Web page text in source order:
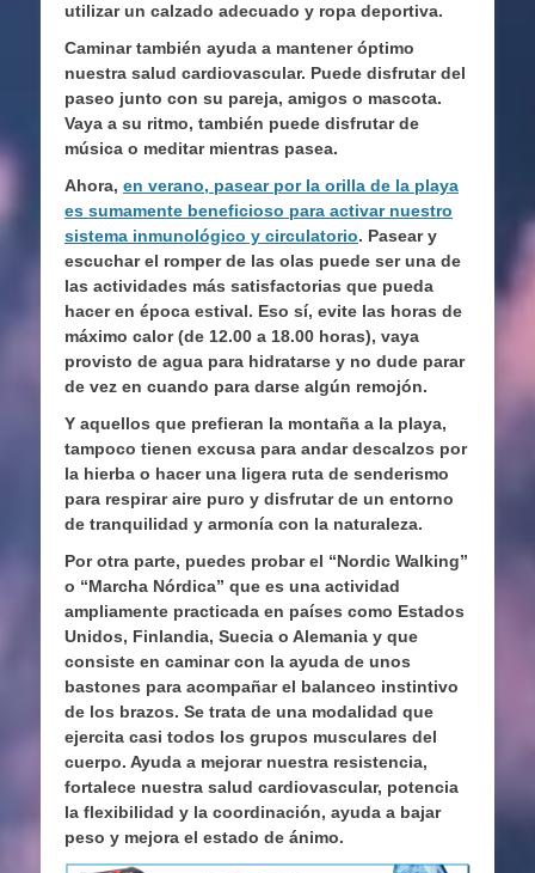
utilizar un calzado adecuado y ropa deportiva.
Caminar también ayuda a mantener óptimo
nuestra salud cardiovascular. Puede disfrutar del
paseo junto con su pareja, amigos o mascota.
Vaya a su ritmo, también puede disfrutar de
música o meditar mientras pasea.
Ahora, en verano, pasear por la orilla de la playa
es sumamente beneficioso para activar nuestro
sistema inmunológico y circulatorio. Pasear y
escuchar el romper de las olas puede ser una de
las actividades más satisfactorias que pueda
hacer en época estival. Eso sí, evite las horas de
máximo calor (de 12.00 a 18.00 horas), vaya
provisto de agua para hidratarse y no dude parar
de vez en cuando para darse algún remojón.
Y aquellos que prefieran la montaña a la playa,
tampoco tienen excusa para andar descalzos por
la hierba o hacer una ligera ruta de senderismo
para respirar aire puro y disfrutar de un entorno
de tranquilidad y armonía con la naturaleza.
Por otra parte, puedes probar el “Nordic Walking”
o “Marcha Nórdica” que es una actividad
ampliamente practicada en países como Estados
Unidos, Finlandia, Suecia o Alemania y que
consiste en caminar con la ayuda de unos
bastones para acompañar el balanceo instintivo
de los brazos. Se trata de una modalidad que
ejercita casi todos los grupos musculares del
cuerpo. Ayuda a mejorar nuestra resistencia,
fortalece nuestra salud cardiovascular, potencia
la flexibilidad y la coordinación, ayuda a bajar
peso y mejora el estado de ánimo.